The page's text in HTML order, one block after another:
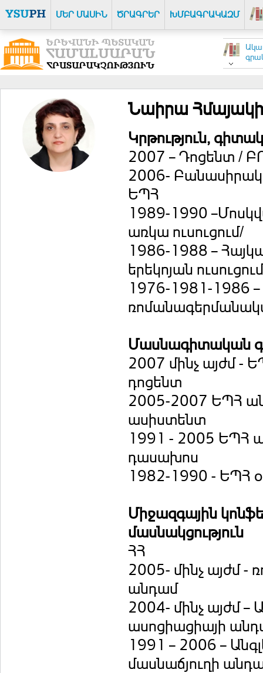
ՄԵՐ ՄԱՍԻՆ ԾՐԱԳՐԵՐ ԽՄԲԱԳՐԱԿԱԶՄ
Նաիրա
Կրթություն,
2007 – Դոցենտ /
2006-
ԵՊՀ
1989-1990
առկա ուսուցում/
1986-1988 –
երեկոյան
1976-1981-1986 –
Մասնագիտական
2007 մինչ այժմ -
դոցենտ
2005-2007 ԵՊՀ
ասիստենտ
1991 - 2005 ԵՊՀ
դասախոս
1982-1990 - ԵՊՀ
Միջազգային
մասնակցություն
ՀՀ
2005- մինչ այժմ
անդամ
2004- մինչ այժմ –
ասոցիացիայի
1991 – 2006 –
մասնաճյուղի